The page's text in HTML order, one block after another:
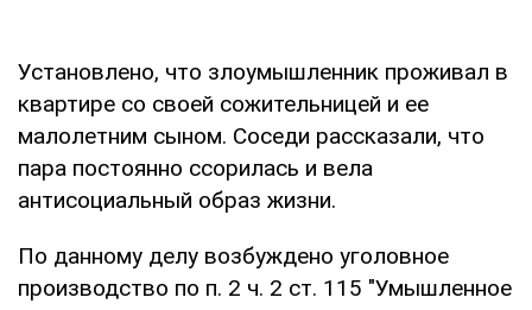
Установлено, что злоумышленник проживал в
квартире со своей сожительницей и ее
малолетним сыном. Соседи рассказали, что
пара постоянно ссорилась и вела
антисоциальный образ жизни.
По данному делу возбуждено уголовное
производство по п. 2 ч. 2 ст. 115 "Умышленное